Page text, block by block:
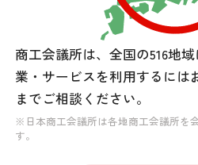
商工会議所は、全国の516地域
業・サービスを利用するには
までご相談ください。
※日本商工会議所は各地商工会議所を
す。